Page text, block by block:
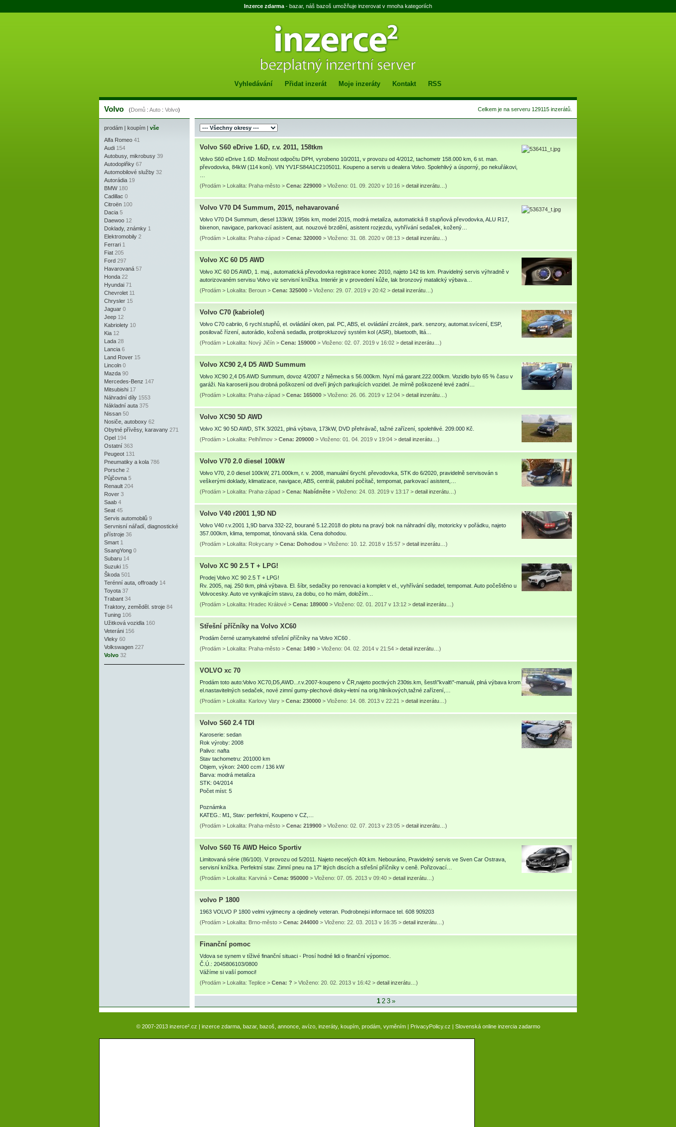
Inzerce zdarma - bazar, náš bazoš umožňuje inzerovat v mnoha kategoriích
Vyhledávání Přidat inzerát Moje inzeráty Kontakt RSS
Celkem je na serveru 129115 inzerátů.
Volvo (Domů : Auto : Volvo)
prodám | koupím | vše
Alfa Romeo 41
Audi 154
Autobusy, mikrobusy 39
Autodoplňky 67
Automobilové služby 32
Autorádia 19
BMW 180
Cadillac 0
Citroën 100
Dacia 5
Daewoo 12
Doklady, známky 1
Elektromobily 2
Ferrari 1
Fiat 205
Ford 297
Havarovaná 57
Honda 22
Hyundai 71
Chevrolet 11
Chrysler 15
Jaguar 0
Jeep 12
Kabriolety 10
Kia 12
Lada 28
Lancia 6
Land Rover 15
Lincoln 0
Mazda 90
Mercedes-Benz 147
Mitsubishi 17
Náhradní díly 1553
Nákladní auta 375
Nissan 50
Nosiče, autoboxy 62
Obytné přívěsy, karavany 271
Opel 194
Ostatní 363
Peugeot 131
Pneumatiky a kola 786
Porsche 2
Půjčovna 5
Renault 204
Rover 3
Saab 4
Seat 45
Servis automobilů 9
Servnisní nářadí, diagnostické
přístroje 36
Smart 1
SsangYong 0
Subaru 14
Suzuki 15
Škoda 501
Terénní auta, offroady 14
Toyota 37
Trabant 34
Traktory, zeměděl. stroje 84
Tuning 106
Užitková vozidla 160
Veteráni 156
Vleky 60
Volkswagen 227
Volvo 32
Volvo S60 eDrive 1.6D, r.v. 2011, 158tkm
Volvo S60 eDrive 1.6D. Možnost odpočtu DPH, vyrobeno 10/2011, v provozu od 4/2012, tachometr 158.000 km, 6 st. man.
převodovka, 84kW (114 koní). VIN YV1FS84A1C2105011. Koupeno a servis u dealera Volvo. Spolehlivý a úsporný, po nekuřákovi,
(Prodám > Lokalita: Praha-město > Cena: 229000 > Vloženo: 01. 09. 2020 v 10:16 > detail inzerátu… )
Volvo V70 D4 Summum, 2015, nehavarované
Volvo V70 D4 Summum, diesel 133kW, 195tis km, model 2015, modrá metalíza, automatická 8 stupňová převodovka, ALU R17,
bixenon, navigace, parkovací asistent, aut. nouzové brzdění, asistent rozjezdu, vyhřívání sedaček, kožený…
(Prodám > Lokalita: Praha-západ > Cena: 320000 > Vloženo: 31. 08. 2020 v 08:13 > detail inzerátu… )
Volvo XC 60 D5 AWD
Volvo XC 60 D5 AWD, 1. maj., automatická převodovka registrace konec 2010, najeto 142 tis km. Pravidelný servis výhradně v
autorizovaném servisu Volvo viz servisní knížka. Interiér je v provedení kůže, lak bronzový matalický výbava…
(Prodám > Lokalita: Beroun > Cena: 325000 > Vloženo: 29. 07. 2019 v 20:42 > detail inzerátu… )
Volvo C70 (kabriolet)
Volvo C70 cabriio, 6 rychl.stupňů, el. ovládání oken, pal. PC, ABS, el. ovládání zrcátek, park. senzory, automat.svícení, ESP,
posilovač řízení, autorádio, kožená sedadla, protiprokluzový systém kol (ASR), bluetooth, litá…
(Prodám > Lokalita: Nový Jičín > Cena: 159000 > Vloženo: 02. 07. 2019 v 16:02 > detail inzerátu… )
Volvo XC90 2,4 D5 AWD Summum
Volvo XC90 2,4 D5 AWD Summum, dovoz 4/2007 z Německa s 56.000km. Nyní má garant.222.000km. Vozidlo bylo 65 % času v
garáži. Na karoserii jsou drobná poškození od dveří jiných parkujících vozidel. Je mírně poškozené levé zadní…
(Prodám > Lokalita: Praha-západ > Cena: 165000 > Vloženo: 26. 06. 2019 v 12:04 > detail inzerátu… )
Volvo XC90 5D AWD
Volvo XC 90 5D AWD, STK 3/2021, plná výbava, 173kW, DVD přehrávač, tažné zařízení, spolehlivé. 209.000 Kč.
(Prodám > Lokalita: Pelhřimov > Cena: 209000 > Vloženo: 01. 04. 2019 v 19:04 > detail inzerátu… )
Volvo V70 2.0 diesel 100kW
Volvo V70, 2.0 diesel 100kW, 271.000km, r. v. 2008, manuální 6rychl. převodovka, STK do 6/2020, pravidelně servisován s
veškerými doklady, klimatizace, navigace, ABS, centrál, palubní počítač, tempomat, parkovací asistent,…
(Prodám > Lokalita: Praha-západ > Cena: Nabídněte > Vloženo: 24. 03. 2019 v 13:17 > detail inzerátu… )
Volvo V40 r2001 1,9D ND
Volvo V40 r.v.2001 1,9D barva 332-22, bourané 5.12.2018 do plotu na pravý bok na náhradní díly, motoricky v pořádku, najeto
357.000km, klima, tempomat, tónovaná skla. Cena dohodou.
(Prodám > Lokalita: Rokycany > Cena: Dohodou > Vloženo: 10. 12. 2018 v 15:57 > detail inzerátu… )
Volvo XC 90 2.5 T + LPG!
Prodej Volvo XC 90 2.5 T + LPG!
Rv. 2005, naj. 250 tkm, plná výbava. El. šíbr, sedačky po renovaci a komplet v el., vyhřívání sedadel, tempomat. Auto počeštěno u
Volvocesky. Auto ve vynikajícím stavu, za dobu, co ho mám, doložím…
(Prodám > Lokalita: Hradec Králové > Cena: 189000 > Vloženo: 02. 01. 2017 v 13:12 > detail inzerátu… )
Střešní příčníky na Volvo XC60
Prodám černé uzamykatelné střešní příčníky na Volvo XC60 .
(Prodám > Lokalita: Praha-město > Cena: 1490 > Vloženo: 04. 02. 2014 v 21:54 > detail inzerátu… )
VOLVO xc 70
Prodám toto auto:Volvo XC70,D5,AWD...r.v.2007-koupeno v ČR,najeto poctivých 230tis.km, šesti\"kvalt\"-manuál, plná výbava krom
el.nastavitelných sedaček, nové zimní gumy-plechové disky+letní na orig.hliníkových,tažné zařízení,…
(Prodám > Lokalita: Karlovy Vary > Cena: 230000 > Vloženo: 14. 08. 2013 v 22:21 > detail inzerátu… )
Volvo S60 2.4 TDI
Karoserie: sedan
Rok výroby: 2008
Palivo: nafta
Stav tachometru: 201000 km
Objem, výkon: 2400 ccm / 136 kW
Barva: modrá metalíza
STK: 04/2014
Počet míst: 5
Poznámka
KATEG.: M1, Stav: perfektní, Koupeno v CZ,…
(Prodám > Lokalita: Praha-město > Cena: 219900 > Vloženo: 02. 07. 2013 v 23:05 > detail inzerátu… )
Volvo S60 T6 AWD Heico Sportiv
Limitovaná série (86/100). V provozu od 5/2011. Najeto necelých 40t.km. Nebouráno, Pravidelný servis ve Sven Car Ostrava,
servisní knížka. Perfektní stav. Zimní pneu na 17" litých discích a střešní příčníky v ceně. Pořizovací…
(Prodám > Lokalita: Karviná > Cena: 950000 > Vloženo: 07. 05. 2013 v 09:40 > detail inzerátu… )
volvo P 1800
1963 VOLVO P 1800 velmi vyjimecny a ojedinely veteran. Podrobnejsi informace tel. 608 909203
(Prodám > Lokalita: Brno-město > Cena: 244000 > Vloženo: 22. 03. 2013 v 16:35 > detail inzerátu… )
Finanční pomoc
Vdova se synem v tíživé finanční situaci - Prosí hodné lidi o finanční výpomoc.
Č.Ú.: 2045806103/0800
Vážíme si vaší pomoci!
(Prodám > Lokalita: Teplice > Cena: ? > Vloženo: 20. 02. 2013 v 16:42 > detail inzerátu… )
1 2 3 »
© 2007-2013 inzerce².cz | inzerce zdarma, bazar, bazoš, annonce, avízo, inzeráty, koupím, prodám, vyměním | PrivacyPolicy.cz | Slovenská online inzercia zadarmo